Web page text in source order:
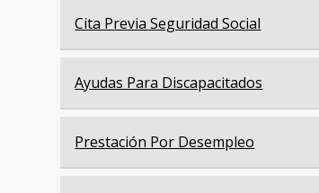
Cita Previa Seguridad Social
Ayudas Para Discapacitados
Prestación Por Desempleo